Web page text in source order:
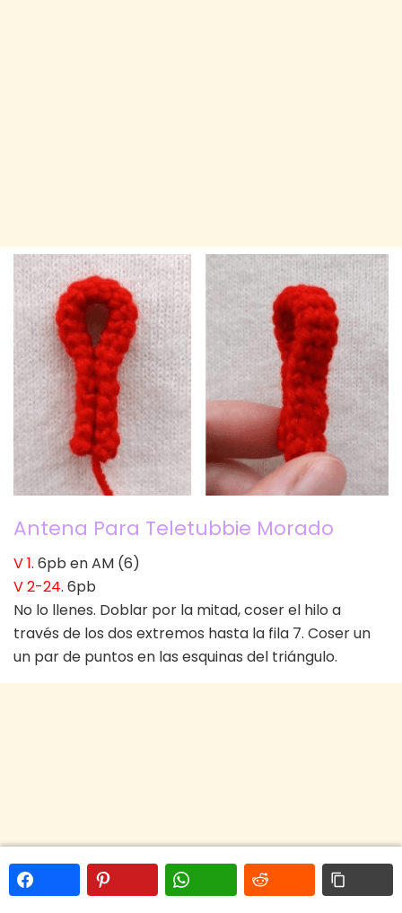
Antena Para Teletubbie Morado
V 1. 6pb en AM (6)
V 2-24. 6pb
No lo llenes. Doblar por la mitad, coser el hilo a
través de los dos extremos hasta la fila 7. Coser un
un par de puntos en las esquinas del triángulo.